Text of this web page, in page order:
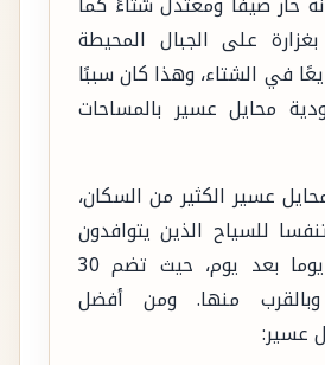
على الجبال المحيطة
في الشتاء، وهذا كان سببًا
محايل عسير بالمساحات
عسير الكثير من السكان،
للسياح الذين يتوافدون
على المنطقة يوما بعد يوم، حيث تضم 30
منها. ومن أفضل
عسير: